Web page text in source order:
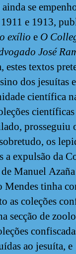
se
1911 e 1913,
exílio e O
José
estes textos
dos jesuítas
científica
prosseguiu
os
a expulsão da
Manuel
Mendes tinha
as coleções
secção de
ao jesuíta, e